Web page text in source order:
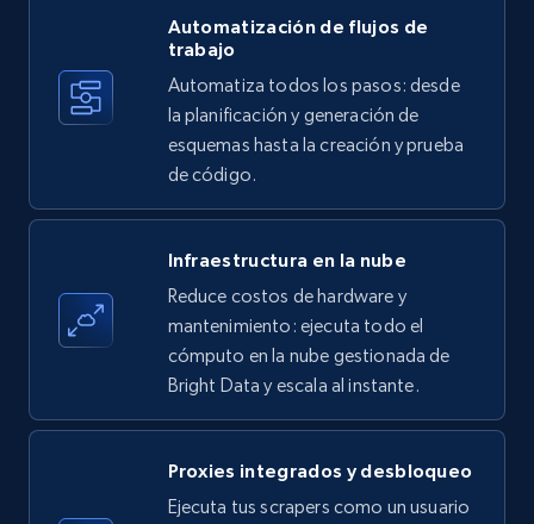
35.3K+ 5.7K+ Prueba gratuita
Amazon products - find products by using
Title, Seller name, Brand, Description, Initial
price, Currency, Availability, Reviews count, and
more.
5.7K+ Prueba gratuita
LinkedIn company information
Automatización de flujos de
trabajo
Automatiza todos los pasos: desde
la planificación y generación de
esquemas hasta la creación y prueba
de código.
Infraestructura en la nube
Reduce costos de hardware y
mantenimiento: ejecuta todo el
cómputo en la nube gestionada de
Bright Data y escala al instante.
Proxies integrados y desbloqueo
Ejecuta tus scrapers como un usuario